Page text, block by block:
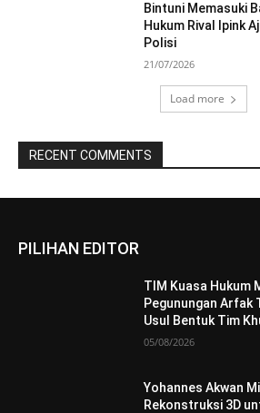
Bintuni Memasuki
Hukum Rival Ipink
Polisi
21/07/2026
Load more
RECENT COMMENTS
PILIHAN EDITOR
TIM Kuasa Hukum
Pegunungan Arfak
Usul Bentuk Tim
05/08/2026
Yohannes Akwan
Rekonstruksi 3D